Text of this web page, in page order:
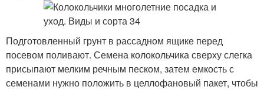
Подготовленный грунт в рассадном ящике перед
посевом поливают. Семена колокольчика сверху слегка
присыпают мелким речным песком, затем емкость с
семенами нужно положить в целлофановый пакет, чтобы